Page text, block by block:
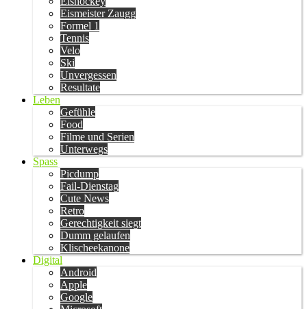
Eismeister Zaugg
Formel 1
Tennis
Velo
Ski
Unvergessen
Resultate
Leben
Gefühle
Food
Filme und Serien
Unterwegs
Spass
Picdump
Fail-Dienstag
Cute News
Retro
Gerechtigkeit siegt
Dumm gelaufen
Klischeekanone
Digital
Android
Apple
Google